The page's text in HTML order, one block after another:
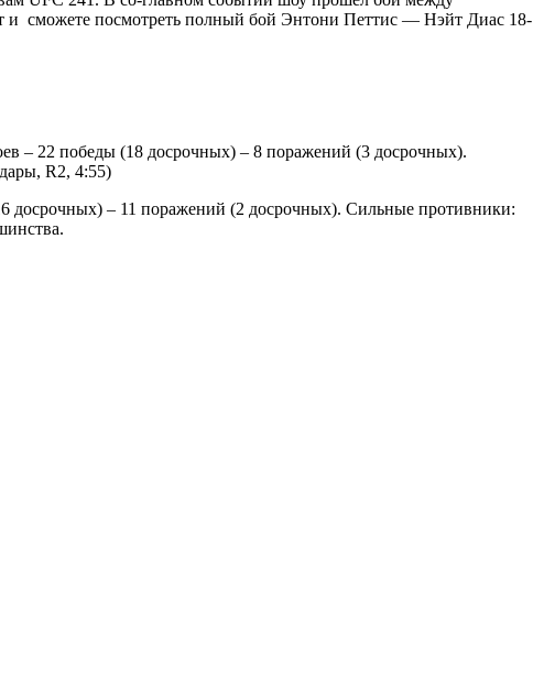
и сможете посмотреть полный бой Энтони Петтис — Нэйт Диас 18-
– 22 победы (18 досрочных) – 8 поражений (3 досрочных).
R2, 4:55)
досрочных) – 11 поражений (2 досрочных). Сильные противники: